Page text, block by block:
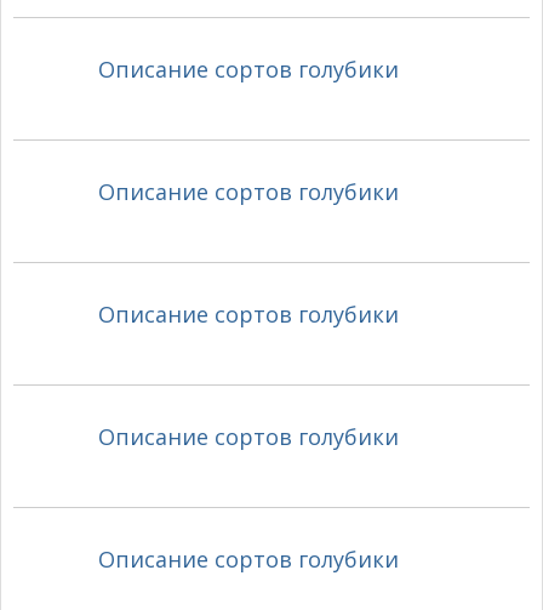
Описание сортов голубики
Описание сортов голубики
Описание сортов голубики
Описание сортов голубики
Описание сортов голубики